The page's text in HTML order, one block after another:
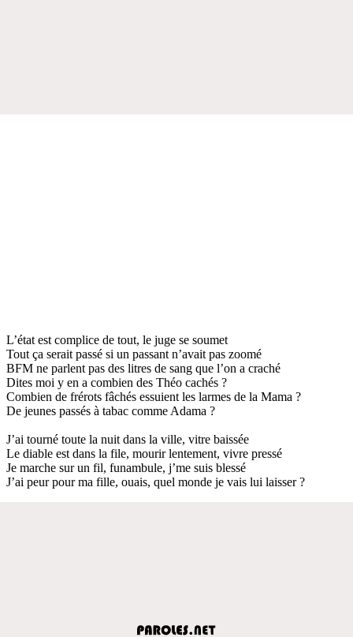
L’état est complice de tout, le juge se soumet
Tout ça serait passé si un passant n’avait pas zoomé
BFM ne parlent pas des litres de sang que l’on a craché
Dites moi y en a combien des Théo cachés ?
Combien de frérots fâchés essuient les larmes de la Mama ?
De jeunes passés à tabac comme Adama ?
J’ai tourné toute la nuit dans la ville, vitre baissée
Le diable est dans la file, mourir lentement, vivre pressé
Je marche sur un fil, funambule, j’me suis blessé
J’ai peur pour ma fille, ouais, quel monde je vais lui laisser ?